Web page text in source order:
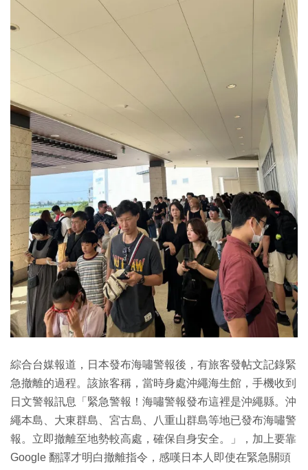
綜合台媒報道，日本發布海嘯警報後，有旅客發帖文記錄緊
急撤離的過程。該旅客稱，當時身處沖繩海生館，手機收到
日文警報訊息「緊急警報！海嘯警報發布這裡是沖繩縣。沖
繩本島、大東群島、宮古島、八重山群島等地已發布海嘯警
報。立即撤離至地勢較高處，確保自身安全。」，加上要靠
Google 翻譯才明白撤離指令，感嘆日本人即使在緊急關頭